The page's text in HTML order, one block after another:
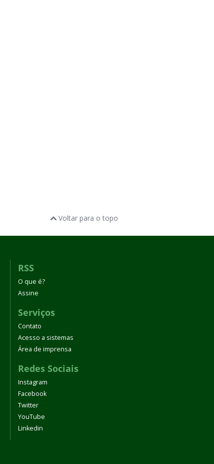
Voltar para o topo
RSS
O que é?
Assine
Serviços
Contato
Acesso a sistemas
Área de imprensa
Redes Sociais
Instagram
Facebook
Twitter
YouTube
Linkedin